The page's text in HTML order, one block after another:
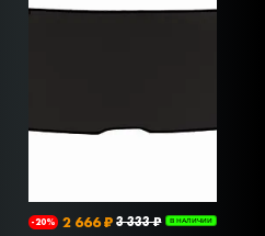
-20% 2 666 ₽ 3 333 ₽ В НАЛИЧИИ